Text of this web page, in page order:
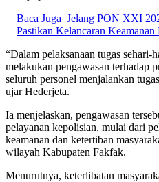
Baca Juga Jelang PON XXI
Pastikan Kelancaran
“Dalam pelaksanaan tugas sehari-
melakukan pengawasan terhadap
seluruh personel menjalankan
ujar Hederjeta.
Ia menjelaskan, pengawasan
pelayanan kepolisian, mulai dari
keamanan dan ketertiban
wilayah Kabupaten Fakfak.
Menurutnya, keterlibatan